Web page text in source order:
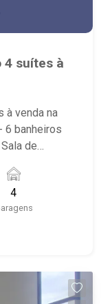
4 suítes à
à venda na
de
de
Varanda
- Piscina; -
tenis,
4